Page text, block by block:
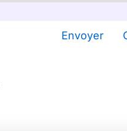
Envoyer